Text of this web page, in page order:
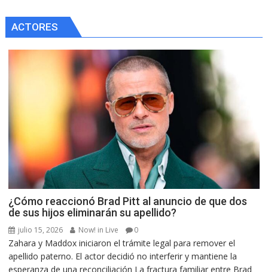
ACTORES
¿Cómo reaccionó Brad Pitt al anuncio de que dos
de sus hijos eliminarán su apellido?
julio 15, 2026 Now! in Live 0
Zahara y Maddox iniciaron el trámite legal para remover el
apellido paterno. El actor decidió no interferir y mantiene la
esperanza de una reconciliación La fractura familiar entre Brad